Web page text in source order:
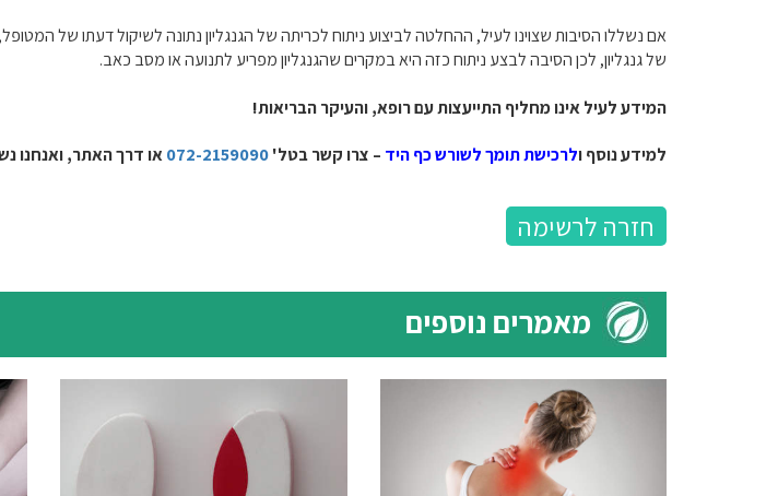
אם נשללו הסיבות שצוינו לעיל, ההחלטה לביצוע ניתוח לכריתה של הגנגליון נתונה לשיקול דעתו של
של גנגליון, לכן הסיבה לבצע ניתוח כזה היא במקרים שהגנגליון מפריע לתנועה או מסב כאב.
המידע לעיל אינו מחליף התייעצות עם רופא, והעיקר הבריאות!
למידע נוסף ולרכישת תומך לשורש כף היד – צרו קשר בטל'072-2159090או דרך האתר, ואנחנו
חזרה לרשימה
מאמרים נוספים